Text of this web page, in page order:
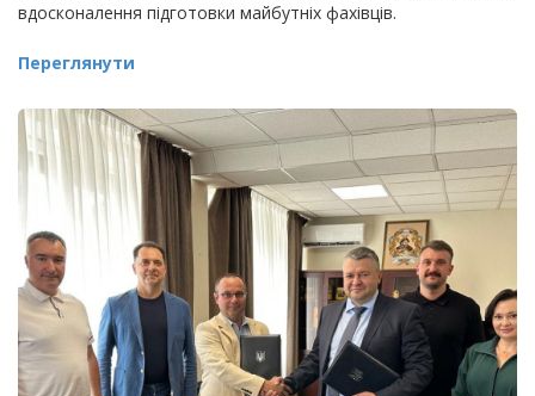
вдосконалення підготовки майбутніх фахівців.
Переглянути